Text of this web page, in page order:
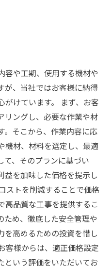
容や工期、使用する機材や
が、当社ではお客様に納得
がけています。 まず、お客
リングし、必要な作業や材
。そこから、作業内容に応
機材、材料を選定し、最適
て、そのプランに基づい
益を加味した価格を提示し
ストを削減することで価格
高品質な工事を提供するこ
ため、徹底した安全管理や
を高めるための投資を惜し
客様からは、適正価格設定
という評価をいただいてお